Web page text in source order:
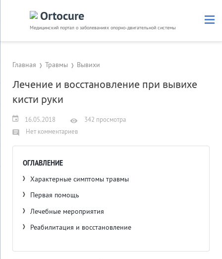
Ortocure
Медицинский портал о заболеваниях опорно-двигательной системы
Главная Травмы Вывихи
Лечение и восстановление при вывихе
кисти руки
16.05.2018
342 просмотра
Нет комментариев
ОГЛАВЛЕНИЕ
Характерные симптомы травмы
Первая помощь
Лечебные мероприятия
Реабилитация и восстановление